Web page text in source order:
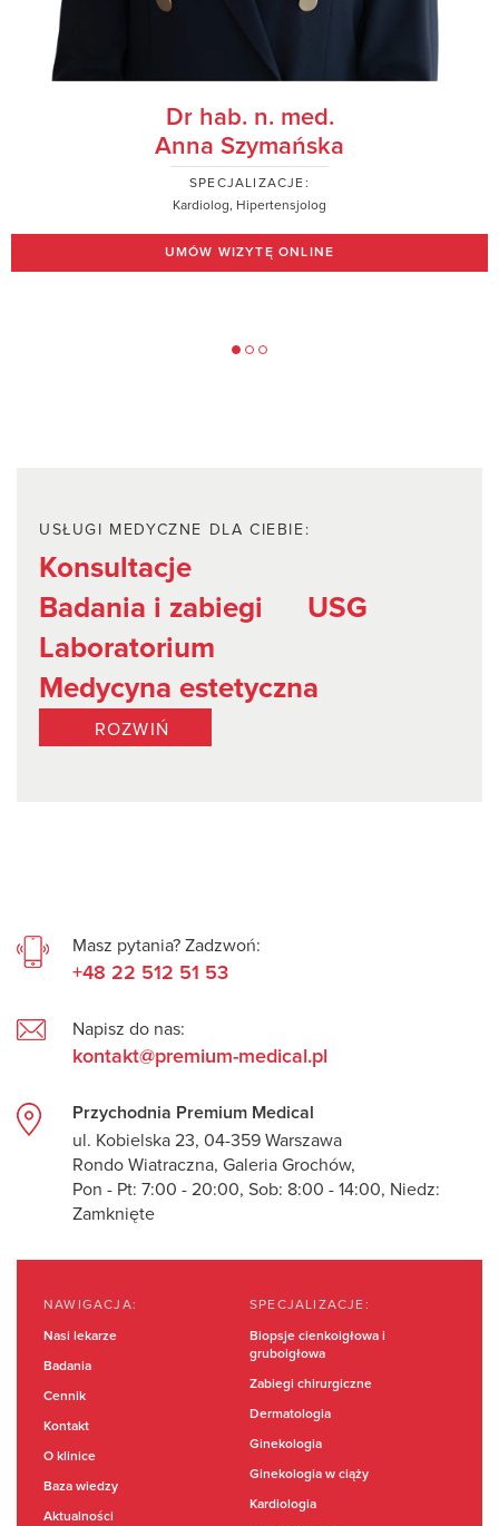
Dr hab. n. med.
Anna Szymańska
SPECJALIZACJE:
Kardiolog, Hipertensjolog
UMÓW WIZYTĘ ONLINE
USŁUGI MEDYCZNE DLA CIEBIE:
Konsultacje
Badania i zabiegi
USG
Laboratorium
Medycyna estetyczna
ROZWIŃ
Masz pytania? Zadzwoń:
+48 22 512 51 53
Napisz do nas:
kontakt@premium-medical.pl
Przychodnia Premium Medical
ul. Kobielska 23, 04-359 Warszawa
Rondo Wiatraczna, Galeria Grochów,
Pon - Pt: 7:00 - 20:00, Sob: 8:00 - 14:00, Niedz:
Zamknięte
NAWIGACJA:
Nasi lekarze
Badania
Cennik
Kontakt
O klinice
Baza wiedzy
Aktualności
SPECJALIZACJE:
Biopsje cienkoigłowa i
gruboigłowa
Zabiegi chirurgiczne
Dermatologia
Ginekologia
Ginekologia w ciąży
Kardiologia